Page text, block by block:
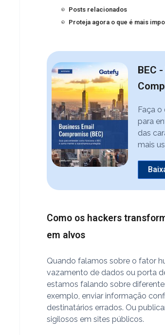
Posts relacionados
Proteja agora o que é mais
BEC
Faça
para
das
mais
Como os hackers
em alvos
Quando falamos sobre o fator
vazamento de dados ou porta
estamos falando sobre
exemplo, enviar informação
destinatários errados. Ou
sigilosos em sites públicos.